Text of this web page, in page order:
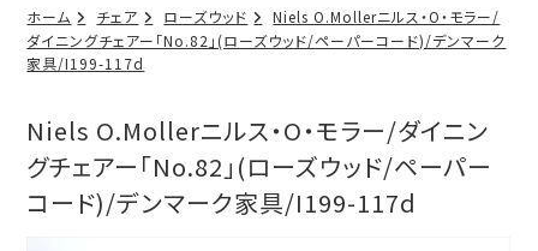
ホーム チェア ローズウッド
Niels O.Mollerニルス・O・モラー/
ダイニングチェアー「No.82」(ローズウッド/ペーパーコード)/デンマーク
家具/I199-117d
Niels O.Mollerニルス・O・モラー/ダイニン
グチェアー「No.82」(ローズウッド/ペーパー
コード)/デンマーク家具/I199-117d